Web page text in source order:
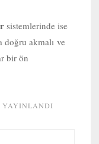
sistemlerinde ise
doğru akmalı ve
bir ön
YAYINLANDI